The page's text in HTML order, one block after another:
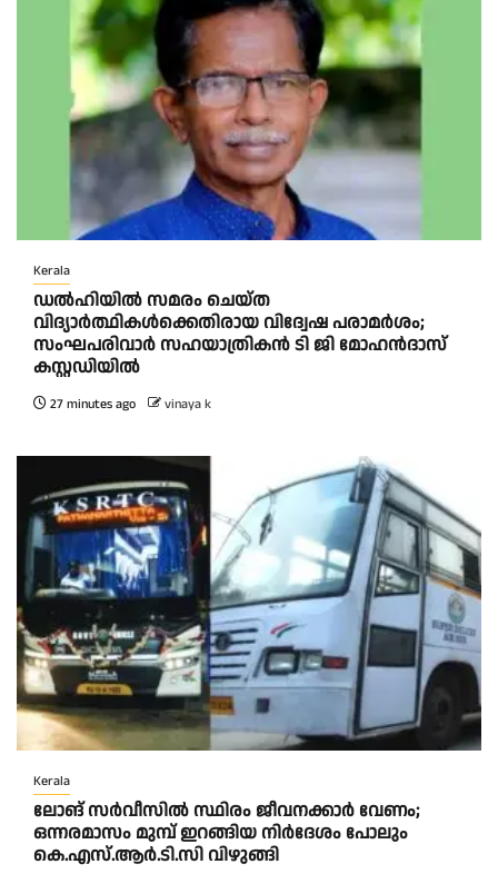
Kerala
ഡൽഹിയിൽ സമരം ചെയ്ത
വിദ്യാർത്ഥികൾക്കെതിരായ വിദ്വേഷ പരാമർശം;
സംഘപരിവാർ സഹയാത്രികൻ ടി ജി മോഹന്‍ദാസ്
കസ്റ്റഡിയിൽ
27 minutes ago vinaya k
Kerala
ലോങ് സർവീസിൽ സ്ഥിരം ജീവനക്കാർ വേണം;
ഒന്നരമാസം മുമ്പ് ഇറങ്ങിയ നിർദേശം പോലും
കെ.എസ്.ആർ.ടി.സി വിഴുങ്ങി